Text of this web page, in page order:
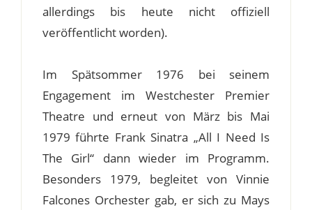
allerdings bis heute nicht offiziell
veröffentlicht worden).
Im Spätsommer 1976 bei seinem
Engagement im Westchester Premier
Theatre und erneut von März bis Mai
1979 führte Frank Sinatra „All I Need Is
The Girl“ dann wieder im Programm.
Besonders 1979, begleitet von Vinnie
Falcones Orchester gab, er sich zu Mays